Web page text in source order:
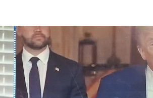
GROUP 7. APP
URKU